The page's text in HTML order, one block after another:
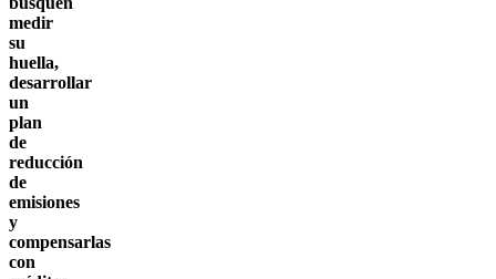
medir
su
huella,
desarrollar
un
plan
de
reducción
de
emisiones
y
compensarlas
con